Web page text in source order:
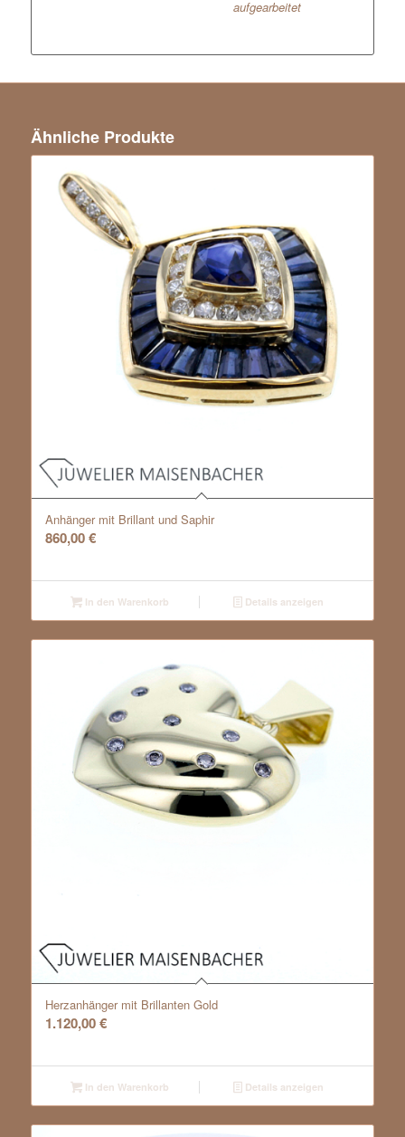
aufgearbeitet
Ähnliche Produkte
Anhänger mit Brillant und Saphir
860,00€
In den Warenkorb Details anzeigen
Herzanhänger mit Brillanten Gold
1.120,00€
In den Warenkorb Details anzeigen